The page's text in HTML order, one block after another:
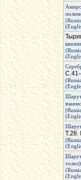
С.41-
Т.28.